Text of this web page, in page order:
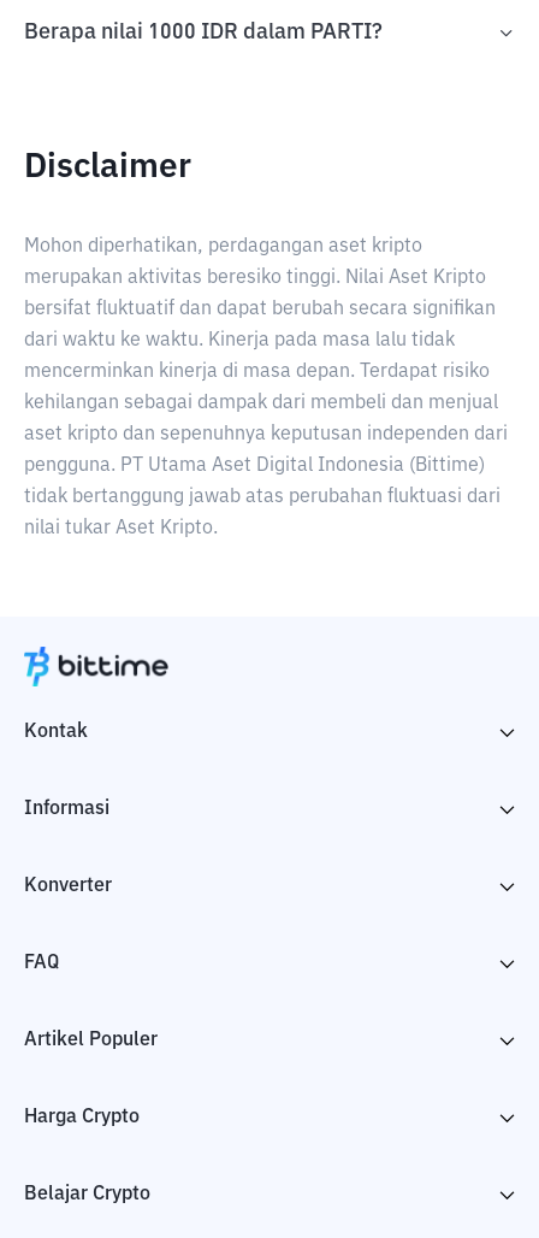
Berapa nilai 1000 IDR dalam PARTI?
Disclaimer
Mohon diperhatikan, perdagangan aset kripto
merupakan aktivitas beresiko tinggi. Nilai Aset Kripto
bersifat fluktuatif dan dapat berubah secara signifikan
dari waktu ke waktu. Kinerja pada masa lalu tidak
mencerminkan kinerja di masa depan. Terdapat risiko
kehilangan sebagai dampak dari membeli dan menjual
aset kripto dan sepenuhnya keputusan independen dari
pengguna. PT Utama Aset Digital Indonesia (Bittime)
tidak bertanggung jawab atas perubahan fluktuasi dari
nilai tukar Aset Kripto.
Kontak
Informasi
Konverter
FAQ
Artikel Populer
Harga Crypto
Belajar Crypto